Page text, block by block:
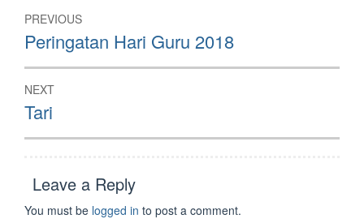
Post
navigation
PREVIOUS
Previous
post:
Peringatan Hari Guru 2018
NEXT
Next
post:
Tari
Leave a Reply
You must be logged in to post a comment.